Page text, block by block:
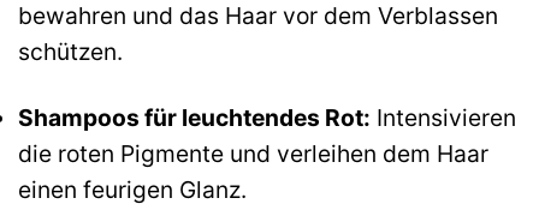
bewahren und das Haar vor dem Verblassen
schützen.
Shampoos für leuchtendes Rot: Intensivieren
die roten Pigmente und verleihen dem Haar
einen feurigen Glanz.